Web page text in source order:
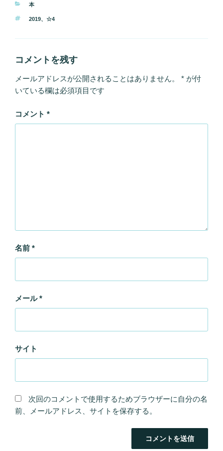
カ
ゴ
ー
本
タ
2019、 ☆4
コメントを残す
メールアドレスが公開されることはありません。 * が付
いている欄は必須項目です
コメント *
名前 *
メール*
サイト
次回のコメントで使用するためブラウザーに自分の名
前、メールアドレス、サイトを保存する。